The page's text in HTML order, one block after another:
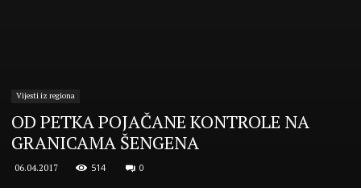
Vijesti iz regiona
OD PETKA POJAČANE KONTROLE NA
GRANICAMA ŠENGENA
06.04.2017 514 0